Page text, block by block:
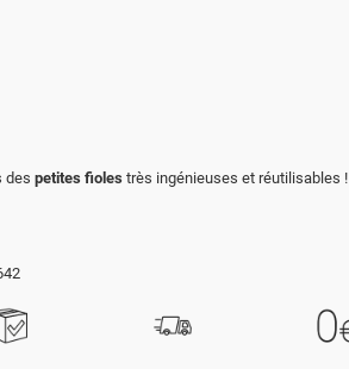
des petites fioles très ingénieuses et réutilisables !